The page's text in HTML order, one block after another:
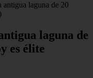
antigua laguna de 20
laguna de
es élite